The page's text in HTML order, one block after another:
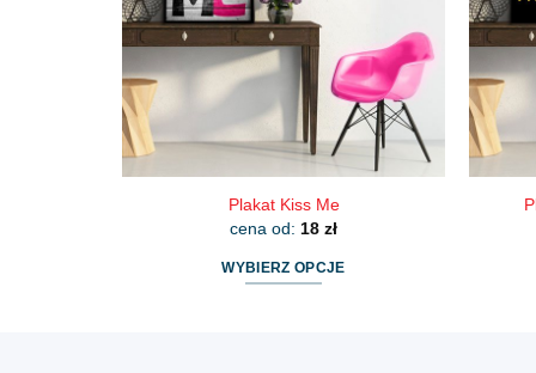
wybrać
stronie
produktu
Plakat Kiss Me
cena od: 18 zł
WYBIERZ OPCJE